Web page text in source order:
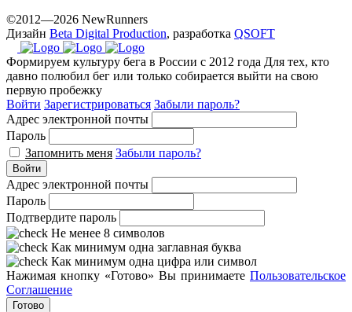
©2012—2026 NewRunners
Дизайн Beta Digital Production, разработка QSOFT
Формируем культуру бега в России с 2012 года Для тех, кто
давно полюбил бег или только собирается выйти на свою
первую пробежку
Войти Зарегистрироваться Забыли пароль?
Адрес электронной почты
Пароль
Запомнить меня Забыли пароль?
Войти
Адрес электронной почты
Пароль
Подтвердите пароль
Не менее 8 символов
Как минимум одна заглавная буква
Как минимум одна цифра или символ
Нажимая кнопку «Готово» Вы принимаете Пользовательское
Соглашение
Готово